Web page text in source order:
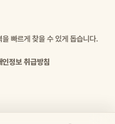
빠르게 찾을 수 있게 돕습니다.
인정보 취급방침